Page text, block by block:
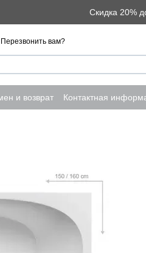
Скидка 20%
Перезвонить вам?
и возврат Контактная